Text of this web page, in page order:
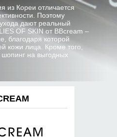
из Кореи отличается
Поэтому
дают реальный
OF SKIN от BBcream –
благодаря которой
кожи лица. Кроме того,
шопинг на выгодных